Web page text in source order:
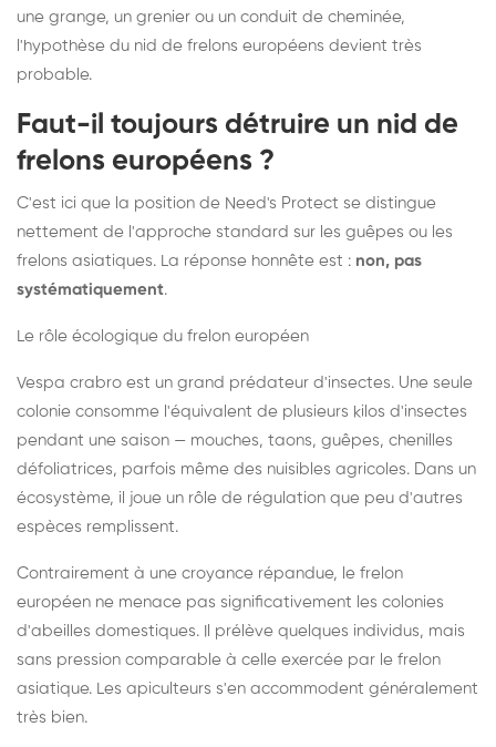
une grange, un grenier ou un conduit de cheminée,
l'hypothèse du nid de frelons européens devient très
probable.
Faut-il toujours détruire un nid de
frelons européens ?
C'est ici que la position de Need's Protect se distingue
nettement de l'approche standard sur les guêpes ou les
frelons asiatiques. La réponse honnête est : non, pas
systématiquement.
Le rôle écologique du frelon européen
Vespa crabro est un grand prédateur d'insectes. Une seule
colonie consomme l'équivalent de plusieurs kilos d'insectes
pendant une saison — mouches, taons, guêpes, chenilles
défoliatrices, parfois même des nuisibles agricoles. Dans un
écosystème, il joue un rôle de régulation que peu d'autres
espèces remplissent.
Contrairement à une croyance répandue, le frelon
européen ne menace pas significativement les colonies
d'abeilles domestiques. Il prélève quelques individus, mais
sans pression comparable à celle exercée par le frelon
asiatique. Les apiculteurs s'en accommodent généralement
très bien.